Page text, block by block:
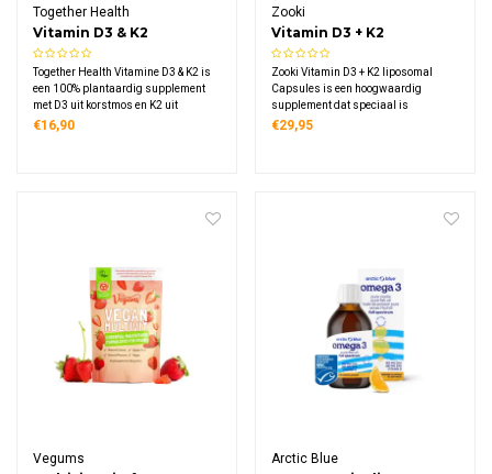
Together Health
Vitamin D3 & K2
Together Health Vitamine D3 & K2 is
een 100% plantaardig supplement
met D3 uit korstmos en K2 uit
kikkererwten. De unieke toevoeging
€16,90
Zooki
Vitamin D3 + K2
liposomal Capsules
Zooki Vitamin D3 + K2 liposomal
Capsules is een hoogwaardig
supplement dat speciaal is
ontwikkeld om het immuunsysteem
€29,95
Vegums Arctic Blue